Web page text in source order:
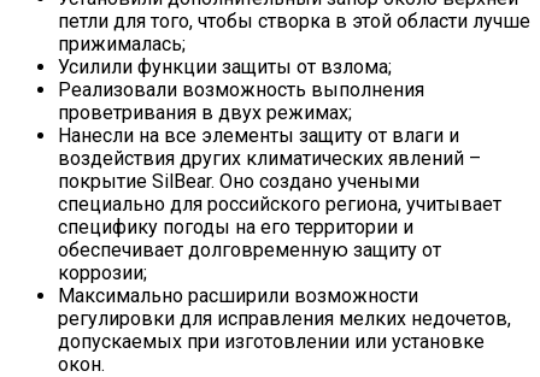
петли для того, чтобы створка в этой области лучше
прижималась;
Усилили функции защиты от взлома;
Реализовали возможность выполнения
проветривания в двух режимах;
Нанесли на все элементы защиту от влаги и
воздействия других климатических явлений –
покрытие SilBear. Оно создано учеными
специально для российского региона, учитывает
специфику погоды на его территории и
обеспечивает долговременную защиту от
коррозии;
Максимально расширили возможности
регулировки для исправления мелких недочетов,
допускаемых при изготовлении или установке
окон.